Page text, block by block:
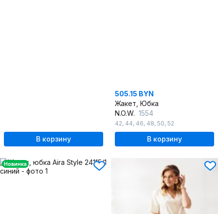
В корзину
505.15 BYN
Жакет, Юбка
N.O.W. 1554
42, 44, 46, 48, 50, 52
В корзину
Новинка